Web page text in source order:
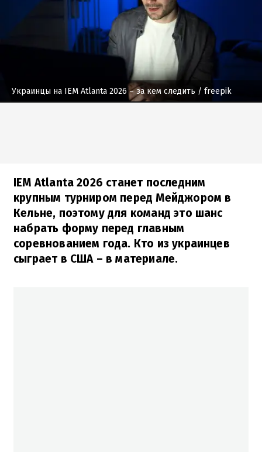
Украинцы на IEM Atlanta 2026 – за кем следить / freepik
IEM Atlanta 2026 станет последним
крупным турниром перед Мейджором в
Кельне, поэтому для команд это шанс
набрать форму перед главным
соревнованием года. Кто из украинцев
сыграет в США – в материале.